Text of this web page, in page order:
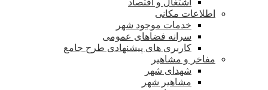
اطلاعات مکانی
خدمات موجود شهر
سرانه فضاهای عمومی
کاربری های پیشنهادی طرح جامع
مفاخر و مشاهیر
شهدای شهر
مشاهیر شهر